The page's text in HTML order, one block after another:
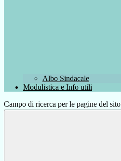
Albo Sindacale
Modulistica e Info utili
Campo di ricerca per le pagine del sito